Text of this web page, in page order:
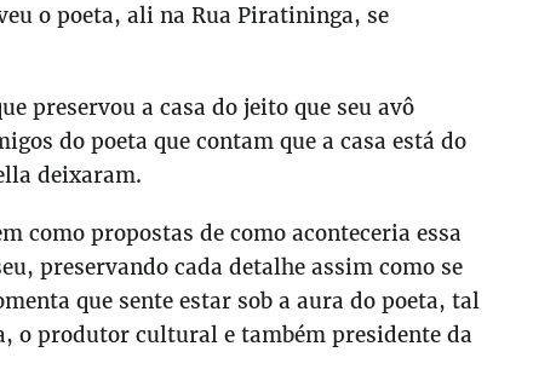
o poeta, ali na Rua Piratininga, se
preservou a casa do jeito que seu avô
do poeta que contam que a casa está do
deixaram.
como propostas de como aconteceria essa
preservando cada detalhe assim como se
que sente estar sob a aura do poeta, tal
o produtor cultural e também presidente da